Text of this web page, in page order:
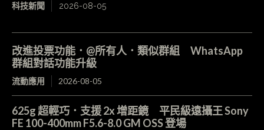
科技新聞 2026-08-05
改進投票功能．@所有人．類似群組 WhatsApp
群組對話功能升級
流動應用 2026-08-05
625g 超輕巧．支援 2x 增距鏡 平民級遠攝王 Sony
FE 100-400mm F5.6-8.0 GM OSS 登場